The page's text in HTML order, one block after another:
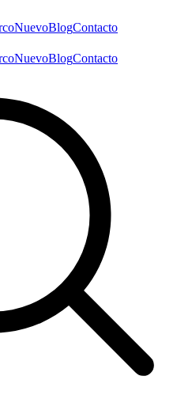
NuevoBlogContacto
NuevoBlogContacto